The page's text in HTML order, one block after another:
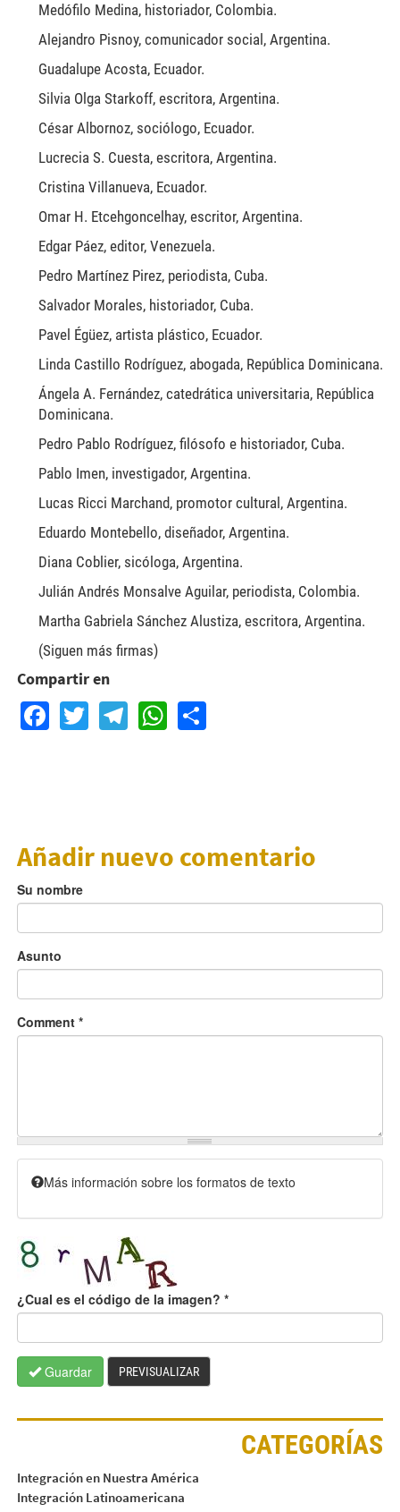
Medófilo Medina, historiador, Colombia.
Alejandro Pisnoy, comunicador social, Argentina.
Guadalupe Acosta, Ecuador.
Silvia Olga Starkoff, escritora, Argentina.
César Albornoz, sociólogo, Ecuador.
Lucrecia S. Cuesta, escritora, Argentina.
Cristina Villanueva, Ecuador.
Omar H. Etcehgoncelhay, escritor, Argentina.
Edgar Páez, editor, Venezuela.
Pedro Martínez Pirez, periodista, Cuba.
Salvador Morales, historiador, Cuba.
Pavel Égüez, artista plástico, Ecuador.
Linda Castillo Rodríguez, abogada, República Dominicana.
Ángela A. Fernández, catedrática universitaria, República
Dominicana.
Pedro Pablo Rodríguez, filósofo e historiador, Cuba.
Pablo Imen, investigador, Argentina.
Lucas Ricci Marchand, promotor cultural, Argentina.
Eduardo Montebello, diseñador, Argentina.
Diana Coblier, sicóloga, Argentina.
Julián Andrés Monsalve Aguilar, periodista, Colombia.
Martha Gabriela Sánchez Alustiza, escritora, Argentina.
(Siguen más firmas)
Compartir en
Facebook
TwitterTelegram
WhatsApp
Share
Añadir nuevo comentario
Su nombre
Asunto
Comment *
Más información sobre los formatos de texto
¿Cual es el código de la imagen? *
Guardar PREVISUALIZAR
CATEGORÍAS
Integración en Nuestra América
Integración Latinoamericana